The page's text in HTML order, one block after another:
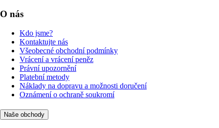
O nás
Kdo jsme?
Kontaktujte nás
Všeobecné obchodní podmínky
Vrácení a vrácení peněz
Právní upozornění
Platební metody
Náklady na dopravu a možnosti doručení
Oznámení o ochraně soukromí
Naše obchody